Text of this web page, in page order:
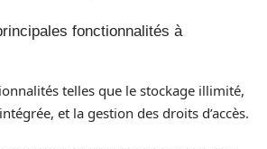
fonctionnalités à
telles que le stockage illimité,
et la gestion des droits d’accès.